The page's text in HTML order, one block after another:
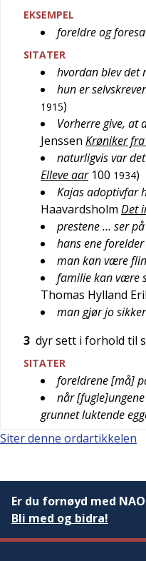
EKSEMPEL
foreldre og
SITATER
hvordan blev det
hun er
1915)
Vorherre give, at
Jenssen Krøniker
naturligvis var
Elleve aar 100 1934)
Kajas adoptivfar
Haavardsholm Det
prestene … ser
hans ene
man kan være
familie kan være
Thomas Hylland
man gjør jo
3 dyr sett i forhold til
SITATER
foreldrene [må]
når
grunnet luktende
Siter denne ordartikkelen
Er du fornøyd med
Bli med og bidra!